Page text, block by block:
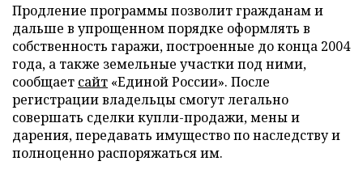
Продление программы позволит гражданам и
дальше в упрощенном порядке оформлять в
собственность гаражи, построенные до конца 2004
года, а также земельные участки под ними,
сообщает сайт «Единой России». После
регистрации владельцы смогут легально
совершать сделки купли-продажи, мены и
дарения, передавать имущество по наследству и
полноценно распоряжаться им.